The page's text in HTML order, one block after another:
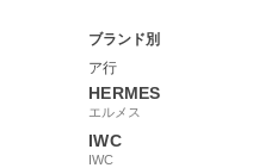
ブランド別
ア行
HERMES
エルメス
IWC
IWC